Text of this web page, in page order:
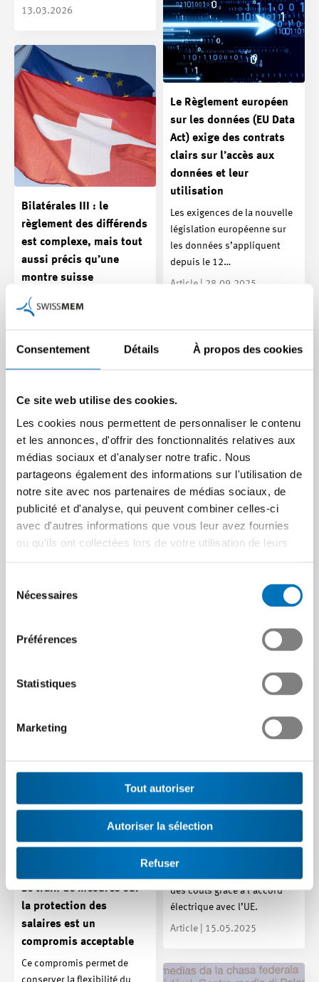
Consentement Détails À propos des cookies
Ce site web utilise des cookies.
Les cookies nous permettent de personnaliser le contenu
et les annonces, d'offrir des fonctionnalités relatives aux
médias sociaux et d'analyser notre trafic. Nous
partageons également des informations sur l'utilisation de
notre site avec nos partenaires de médias sociaux, de
publicité et d'analyse, qui peuvent combiner celles-ci
avec d'autres informations que vous leur avez fournies
ou qu'ils ont collectées lors de votre utilisation de leurs
Nécessaires
Préférences
Statistiques
Marketing
Tout autoriser
Autoriser la sélection
Refuser
13.03.2026
Le Règlement européen
sur les données (EU Data
Act) exige des contrats
clairs sur l’accès aux
données et leur
utilisation
Les exigences de la nouvelle
législation européenne sur
les données s’appliquent
depuis le 12…
Article | 28.09.2025
Bilatérales III : le
règlement des différends
est complexe, mais tout
aussi précis qu’une
montre suisse
Après un examen approfondi,
Swissmem soutient le paquet
ainsi en a…
Article | 07.07.2025
Swissmem soutient les
Bilatérales III – mais
avec des réserves
Communiqué aux médias |
étape
nouveaux obstacles au
Article | 13.06.2025
Accord sur l’électricité
des coûts grâce à l’accord
électrique avec l’UE.
Article | 15.05.2025
Le train de mesures sur
la protection des
salaires est un
compromis acceptable
Ce compromis permet de
conserver la flexibilité du